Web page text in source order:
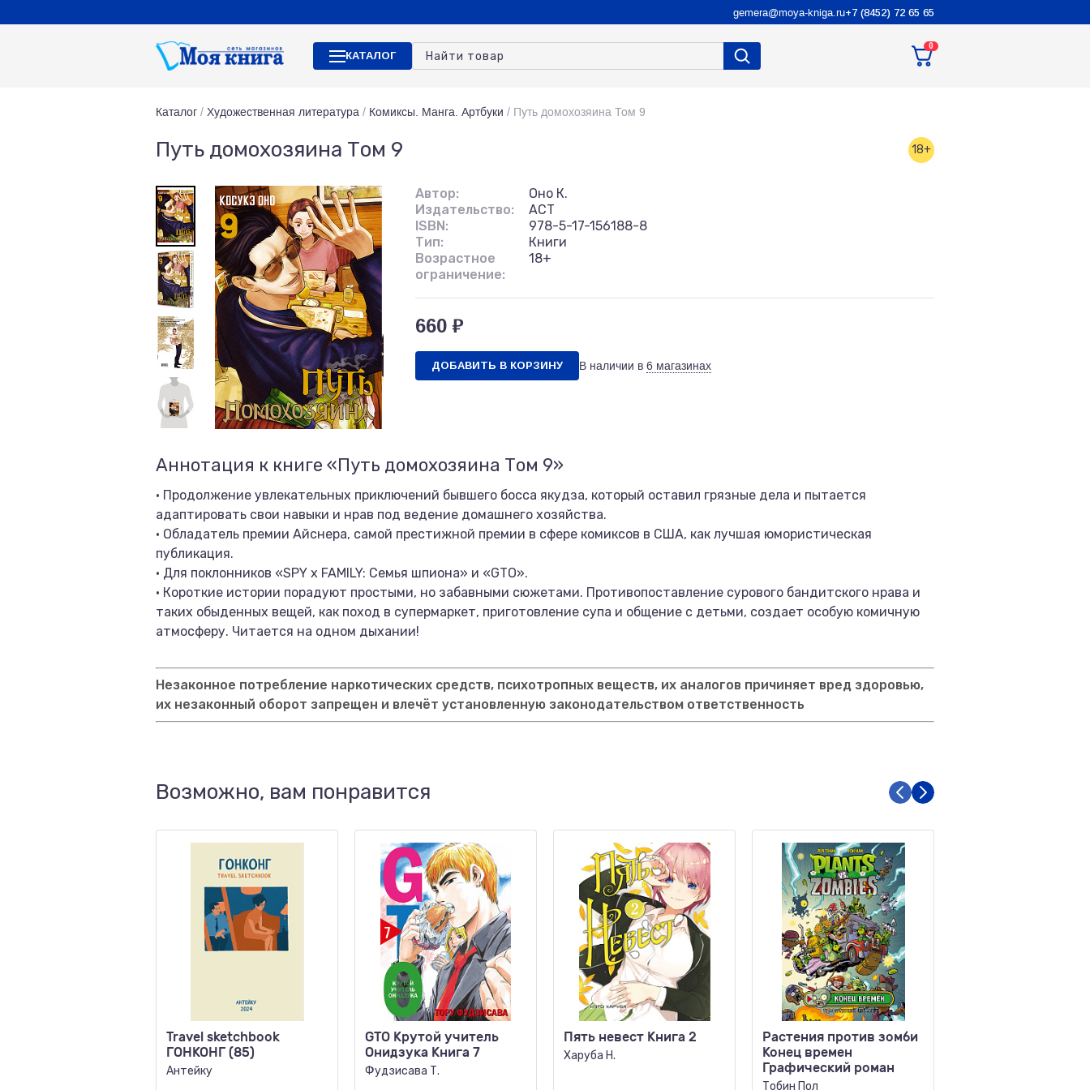
gemera@moya-kniga.ru+7 (8452) 72 65 65
КАТАЛОГ
0
Каталог / Художественная литература / Комиксы. Манга. Артбуки / Путь домохозяина Том 9
Путь домохозяина Том 9 18+
Автор:
Оно К.
Издательство:
АСТ
ISBN:
978-5-17-156188-8
Тип:
Книги
Возрастное
ограничение:
18+
660 ₽
ДОБАВИТЬ В КОРЗИНУ В наличии в 6 магазинах
Аннотация к книге «Путь домохозяина Том 9»
• Продолжение увлекательных приключений бывшего босса якудза, который оставил грязные дела и пытается
адаптировать свои навыки и нрав под ведение домашнего хозяйства.
• Обладатель премии Айснера, самой престижной премии в сфере комиксов в США, как лучшая юмористическая
публикация.
• Для поклонников «SPY x FAMILY: Семья шпиона» и «GTO».
• Короткие истории порадуют простыми, но забавными сюжетами. Противопоставление сурового бандитского нрава и
таких обыденных вещей, как поход в супермаркет, приготовление супа и общение с детьми, создает особую комичную
атмосферу. Читается на одном дыхании!
Незаконное потребление наркотических средств, психотропных веществ, их аналогов причиняет вред здоровью,
их незаконный оборот запрещен и влечёт установленную законодательством ответственность
Возможно, вам понравится
Travel sketchbook
ГОНКОНГ (85)
Антейку
GTO Крутой учитель
Онидзука Книга 7
Фудзисава Т.
Пять невест Книга 2
Харуба Н.
Растения против зомби
Конец времен
Графический роман
Тобин Пол